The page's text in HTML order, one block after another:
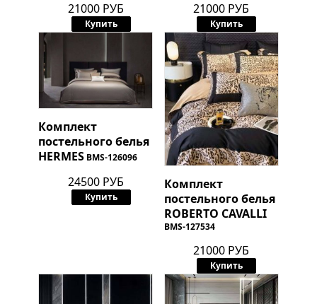
21000 РУБ
Купить
21000 РУБ
Купить
Комплект
постельного белья
HERMES BMS-126096
24500 РУБ
Купить
Комплект
постельного белья
ROBERTO CAVALLI
BMS-127534
21000 РУБ
Купить